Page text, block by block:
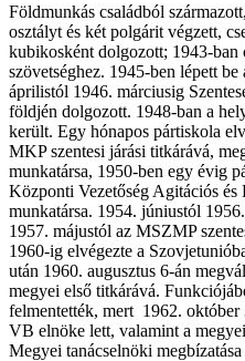
Földmunkás családból
osztályt és két polgárit végzett,
kubikosként dolgozott; 1943-ban
szövetséghez. 1945-ben lépett
áprilistól 1946. márciusig
földjén dolgozott. 1948-ban a
került. Egy hónapos pártiskola
MKP szentesi járási titkárává,
munkatársa, 1950-ben egy évig
Központi Vezetőség Agitációs
munkatársa. 1954. júniustól
1957. májustól az MSZMP
1960-ig elvégezte a
után 1960. augusztus 6-án
megyei első titkárává.
felmentették, mert 1962. október
VB elnöke lett, valamint a
Megyei tanácselnöki